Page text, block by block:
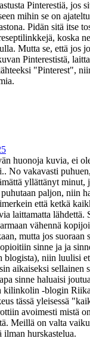
Pinterestiä, jos
mihin se on
Pidän sitä itse
koska
Mutta se, että jos
Pinterestistä,
"Pinterest",
huonoja kuvia, ei
No vakavasti
yllättänyt minut,
paljon, niin
että ketkä
laittamatta lähdettä.
vähennä
mutta jos suoraan
sinne ja ja
blogista), niin luulisi
aikaiseksi sellainen
sinne haluaisi
kilinkolin -blogin
tässä yleisessä
avoimesti mistä
Meillä on valta
ilman hurskastelua.